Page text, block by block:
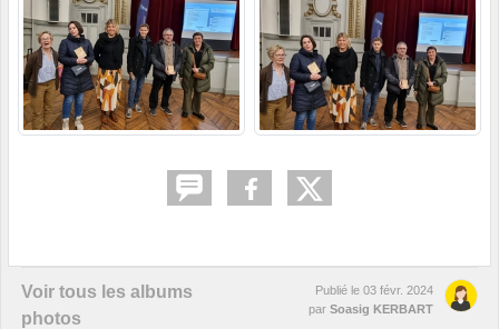
Voir tous les albums
photos
Publié le 03 févr. 2024
par Soasig KERBART